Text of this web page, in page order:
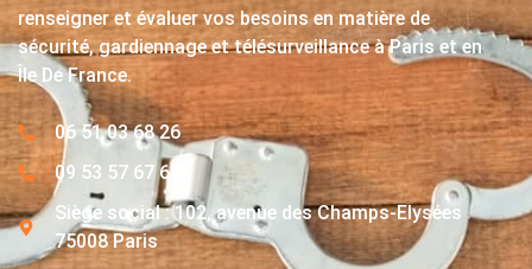
renseigner et évaluer vos besoins en matière de
sécurité, gardiennage et télésurveillance à Paris et en
Île De France.
06 51 03 68 26
09 53 57 67 63
Siège social : 102, avenue des Champs-Elysées
75008 Paris